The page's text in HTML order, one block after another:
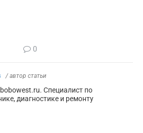
0
/ автор статьи
Специалист по
диагностике и ремонту